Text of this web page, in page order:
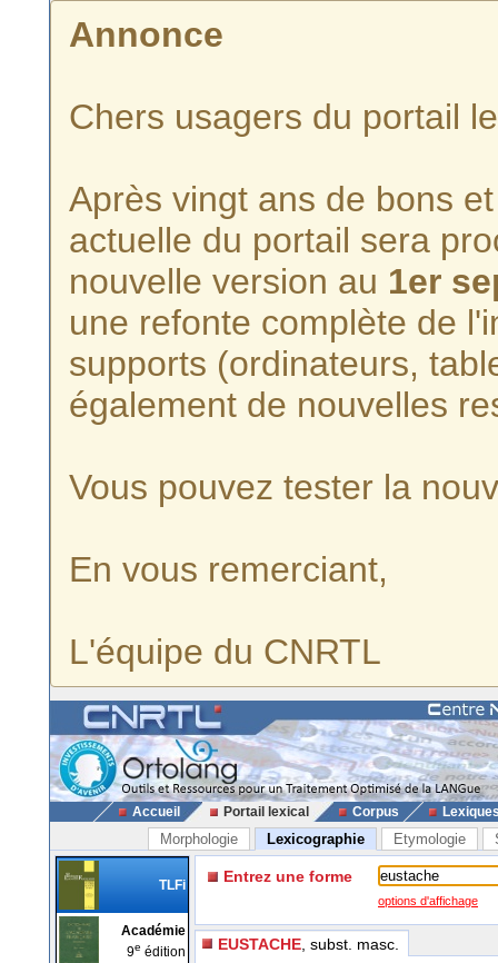
Annonce
Chers usagers du portail
Après vingt ans de bons
actuelle du portail sera
nouvelle version au 1er
une refonte complète de
supports (ordinateurs,
également de nouvelles
Vous pouvez tester la
En vous remerciant,
L'équipe du CNRTL
Accueil Portail lexical Corpus
Morphologie Lexicographie Etymologie
TLFi
Académie
9e édition
Entrez une forme
options d'affichage
EUSTACHE , subst. masc.